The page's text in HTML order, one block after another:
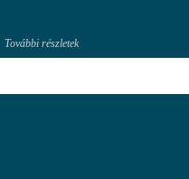
További részletek